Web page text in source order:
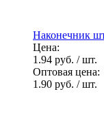
Наконечник
Цена:
1.94 руб. / шт.
Оптовая цена:
1.90 руб. / шт.